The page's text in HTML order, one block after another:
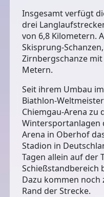
Insgesamt verfügt
drei
von 6,8 Kilometern.
Skisprung-
Zirnbergschanze
Metern.
Seit ihrem Umbau
Biathlon-
Chiemgau-Arena zu
Wintersportanlagen
Arena in Oberhof
Stadion in
Tagen allein auf der
Schießstandbereich
Dazu kommen noch
Rand der Strecke.